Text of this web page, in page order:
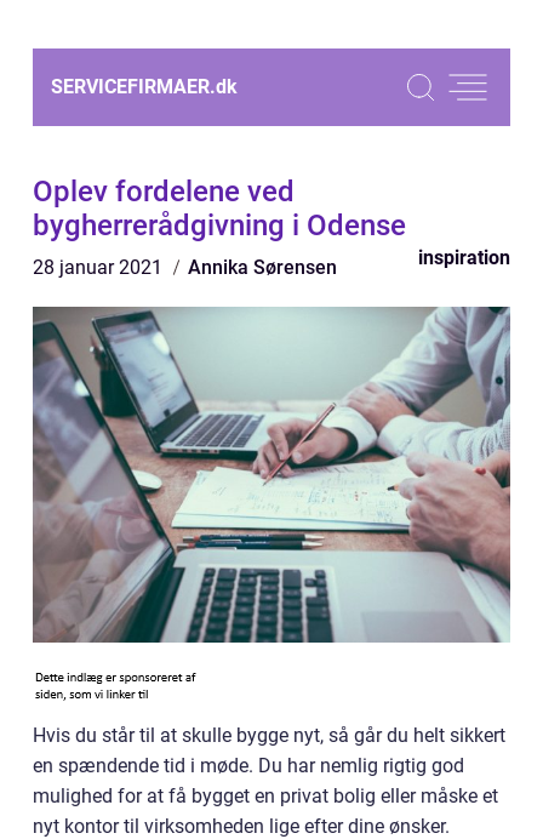
SERVICEFIRMAER.dk
Oplev fordelene ved
bygherrerådgivning i Odense
28 januar 2021 Annika Sørensen inspiration
Hvis du står til at skulle bygge nyt, så går du helt sikkert
en spændende tid i møde. Du har nemlig rigtig god
mulighed for at få bygget en privat bolig eller måske et
nyt kontor til virksomheden lige efter dine ønsker.